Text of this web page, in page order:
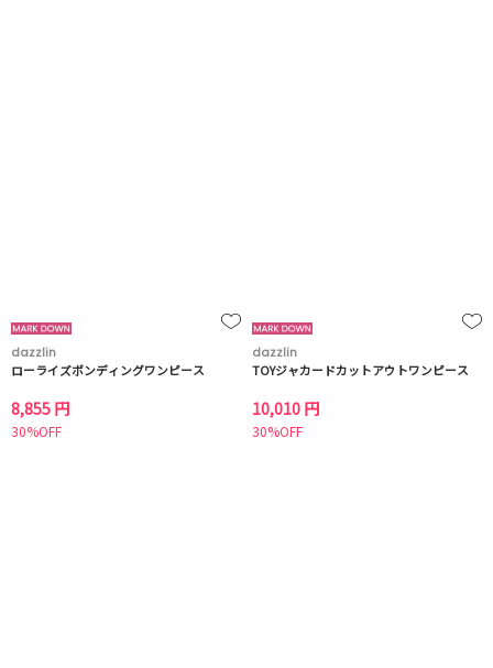
dazzlin
ローライズボンディングワンピース
8,855 円
30%OFF
dazzlin
TOYジャカードカットアウトワンピース
10,010 円
30%OFF